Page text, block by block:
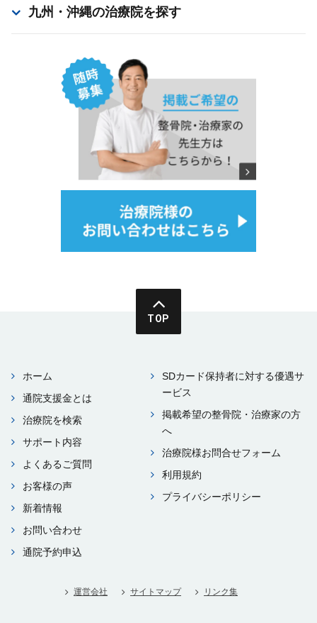
九州・沖縄の治療院を探す
TOP
ホーム
通院⽀援⾦とは
治療院を検索
サポート内容
よくあるご質問
お客様の声
新着情報
お問い合わせ
通院予約申込
SDカード保持者に対する優遇サ
ービス
掲載希望の整⾻院・治療家の⽅
へ
治療院様お問合せフォーム
利⽤規約
プライバシーポリシー
運営会社 サイトマップ リンク集